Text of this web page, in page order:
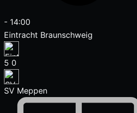
- 14:00
Eintracht Braunschweig
5 0
SV Meppen